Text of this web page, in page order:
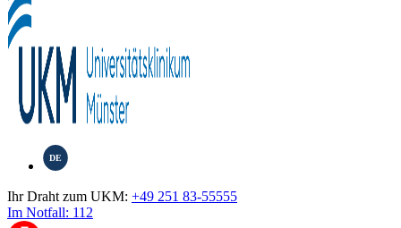
DE
Ihr Draht zum UKM: +49 251 83-55555
Im Notfall: 112